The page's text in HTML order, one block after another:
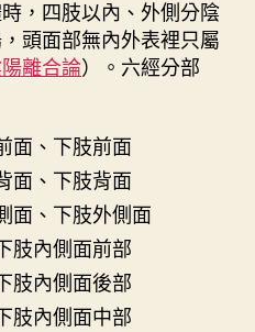
，四肢以內、外側分陰
頭面部無內外表裡只屬
離合論）。六經分部
面、下肢前面
面、下肢背面
面、下肢外側面
肢內側面前部
肢內側面後部
肢內側面中部